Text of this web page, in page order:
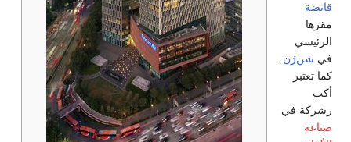
قابضة
مقرها
الرئيسي
في شن‌ژن
كما تعتبر
أكب
رشركة في
صناعة